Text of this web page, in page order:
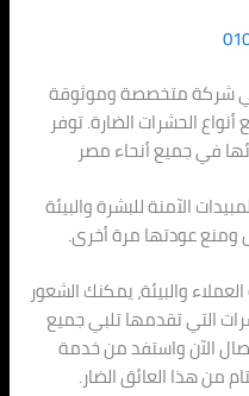
شركة متخصصة وموثوقة
الحشرات الضارة. توفر
في جميع أنحاء مصر
الآمنة للبشرة والبيئة
ومنع عودتها مرة أخرى.
والبيئة، يمكنك الشعور
التي تقدمها تلبي جميع
الآن واستفد من خدمة
من هذا العائق الضار.